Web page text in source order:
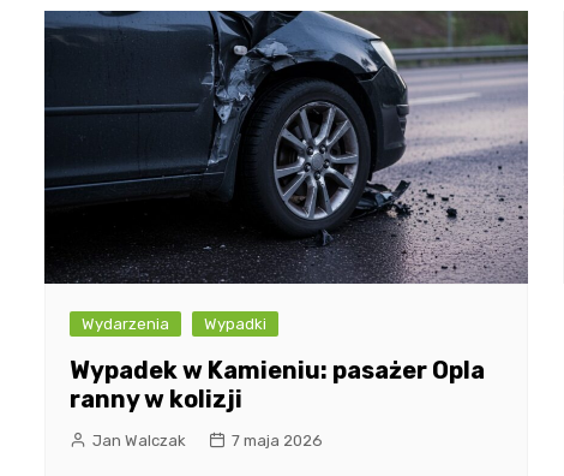
Wydarzenia Wypadki
Wypadek w Kamieniu: pasażer Opla
ranny w kolizji
Jan Walczak 7 maja 2026